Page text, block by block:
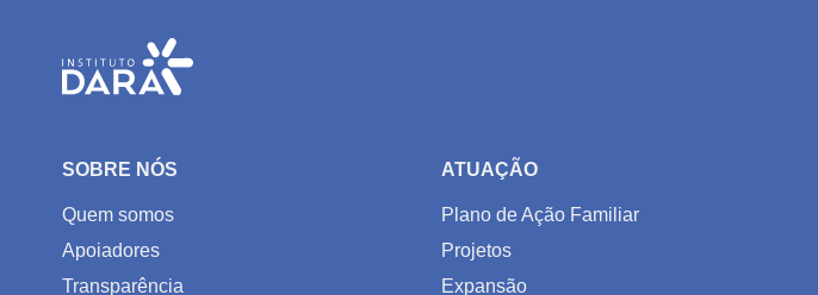
SOBRE NÓS
Quem somos
Apoiadores
Transparência
ATUAÇÃO
Plano de Ação Familiar
Projetos
Expansão